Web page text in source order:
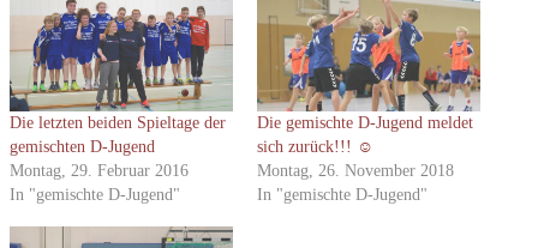
Die letzten beiden Spieltage der
gemischten D-Jugend
Montag, 29. Februar 2016
In "gemischte D-Jugend"
Die gemischte D-Jugend meldet
sich zurück!!! ☺
Montag, 26. November 2018
In "gemischte D-Jugend"